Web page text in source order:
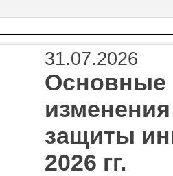
31.07.2026
Основные
защиты
2026 гг.